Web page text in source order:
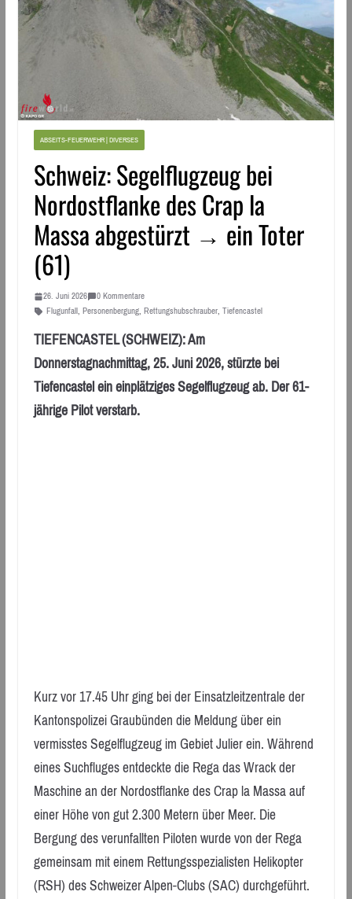
ABSEITS-FEUERWEHR | DIVERSES
Schweiz: Segelflugzeug bei
Nordostflanke des Crap la
Massa abgestürzt → ein Toter
(61)
26. Juni 2026
0 Kommentare
Flugunfall, Personenbergung, Rettungshubschrauber, Tiefencastel
TIEFENCASTEL (SCHWEIZ): Am
Donnerstagnachmittag, 25. Juni 2026, stürzte bei
Tiefencastel ein einplätziges Segelflugzeug ab. Der 61-
jährige Pilot verstarb.
Kurz vor 17.45 Uhr ging bei der Einsatzleitzentrale der
Kantonspolizei Graubünden die Meldung über ein
vermisstes Segelflugzeug im Gebiet Julier ein. Während
eines Suchfluges entdeckte die Rega das Wrack der
Maschine an der Nordostflanke des Crap la Massa auf
einer Höhe von gut 2.300 Metern über Meer. Die
Bergung des verunfallten Piloten wurde von der Rega
gemeinsam mit einem Rettungsspezialisten Helikopter
(RSH) des Schweizer Alpen-Clubs (SAC) durchgeführt.